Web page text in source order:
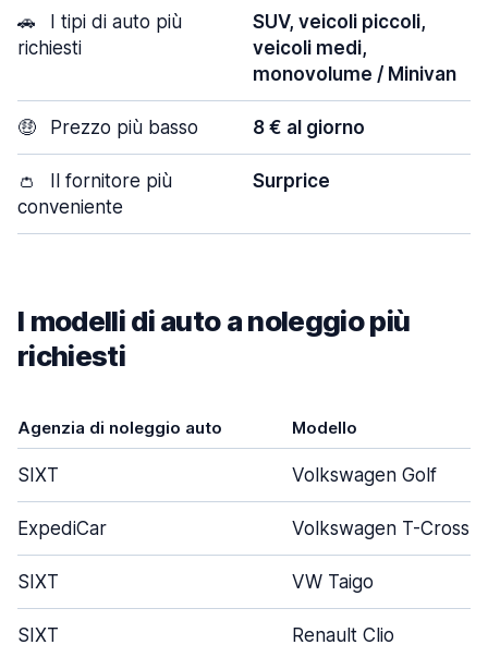
🚗
I tipi di auto più
richiesti
SUV, veicoli piccoli,
veicoli medi,
monovolume / Minivan
🤑 Prezzo più basso 8 € al giorno
👛
Il fornitore più
conveniente
Surprice
I modelli di auto a noleggio più
richiesti
Agenzia di noleggio auto Modello
SIXT Volkswagen Golf
ExpediCar Volkswagen T-Cross
SIXT VW Taigo
SIXT Renault Clio